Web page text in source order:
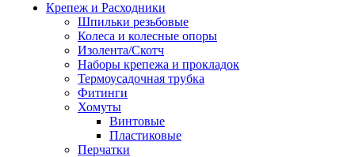
Крепеж и Расходники
Шпильки резьбовые
Колеса и колесные опоры
Изолента/Скотч
Наборы крепежа и прокладок
Термоусадочная трубка
Фитинги
Хомуты
Винтовые
Пластиковые
Перчатки